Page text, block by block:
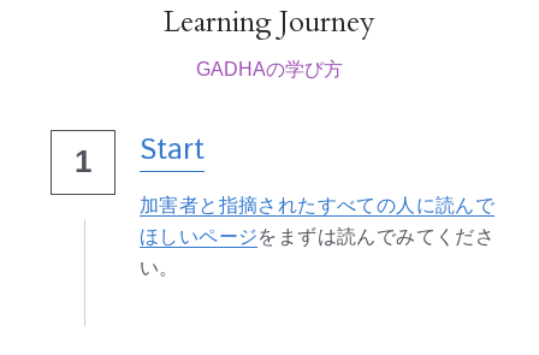
Learning Journey
GADHAの学び方
1 Start
加害者と指摘されたすべての人に読んで
ほしいページをまずは読んでみてくださ
い。